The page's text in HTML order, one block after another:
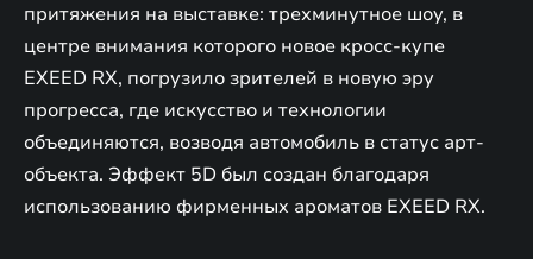
притяжения на выставке: трехминутное шоу, в
центре внимания которого новое кросс-купе
EXEED RX, погрузило зрителей в новую эру
прогресса, где искусство и технологии
объединяются, возводя автомобиль в статус арт-
объекта. Эффект 5D был создан благодаря
использованию фирменных ароматов EXEED RX.